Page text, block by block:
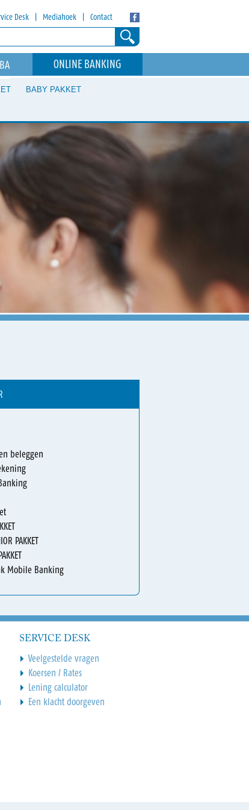
Desk Mediahoek Contact
ONLINE BANKING
BABY PAKKET
beleggen
PAKKET
Mobile Banking
SERVICE DESK
Veelgestelde vragen
Koersen / Rates
Lening calculator
Een klacht doorgeven